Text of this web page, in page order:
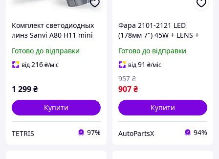
Комплект светодиодных
линз Sanvi A80 H11 mini
Готово до відправки
від216₴/міс
1 299₴
Купити
TETRIS 97%
Фара 2101-2121 LED
(178мм 7") 45W + LENS +
шт. HQ (Flagmus)
Готово до відправки
від91 ₴/міс
907₴
957 ₴
Купити
AutoPartsX 94%